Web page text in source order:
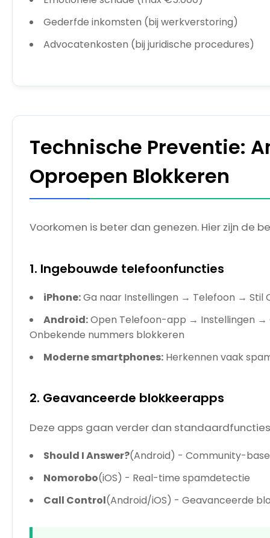
Gederfde inkomsten (bij werkverstoring)
Advocatenkosten (bij juridische procedures)
Technische Preventie:
Oproepen Blokkeren
Voorkomen is beter dan genezen. Hier zijn de
1. Ingebouwde telefoonfuncties
iPhone:Ga naar Instellingen → Telefoon → Stil
Android:Open Telefoon-app → Instellingen
Onbekende nummers blokkeren
Moderne smartphones: Herkennen vaak
2. Geavanceerde blokkeerapps
Deze apps gaan verder dan
Should I Answer?(Android) - Community-
Nomorobo(iOS) - Real-time spamdetectie
Call Control(Android/iOS) - Geavanceerde